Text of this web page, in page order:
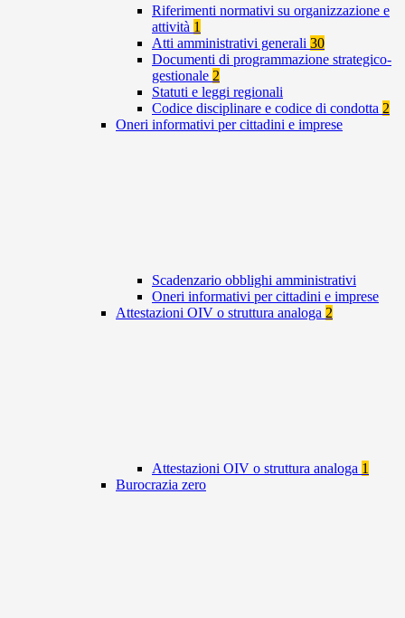
Riferimenti normativi su organizzazione e
attività 1
Atti amministrativi generali 30
Documenti di programmazione strategico-
gestionale 2
Statuti e leggi regionali
Codice disciplinare e codice di condotta 2
Oneri informativi per cittadini e imprese
Scadenzario obblighi amministrativi
Oneri informativi per cittadini e imprese
Attestazioni OIV o struttura analoga 2
Attestazioni OIV o struttura analoga 1
Burocrazia zero